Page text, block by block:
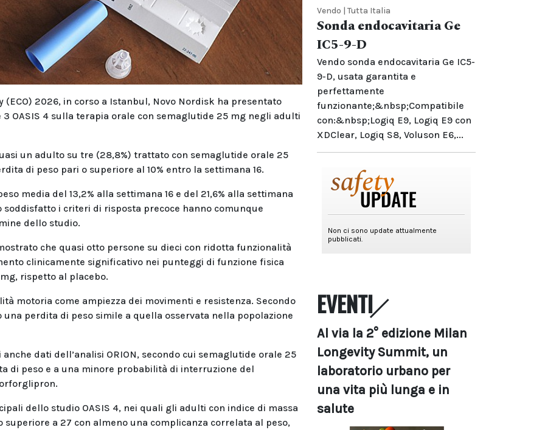
(ECO) 2026, in corso a Istanbul, Novo Nordisk ha presentato
OASIS 4 sulla terapia orale con semaglutide 25 mg negli adulti
un adulto su tre (28,8%) trattato con semaglutide orale 25
di peso pari o superiore al 10% entro la settimana 16.
media del 13,2% alla settimana 16 e del 21,6% alla settimana
i criteri di risposta precoce hanno comunque
dello studio.
che quasi otto persone su dieci con ridotta funzionalità
clinicamente significativo nei punteggi di funzione fisica
rispetto al placebo.
motoria come ampiezza dei movimenti e resistenza. Secondo
perdita di peso simile a quella osservata nella popolazione
dati dell’analisi ORION, secondo cui semaglutide orale 25
di peso e a una minore probabilità di interruzione del
dello studio OASIS 4, nei quali gli adulti con indice di massa
a 27 con almeno una complicanza correlata al peso,
Vendo | Tutta Italia
Sonda endocavitaria Ge
IC5-9-D
Vendo sonda endocavitaria Ge IC5-
9-D, usata garantita e
perfettamente
funzionante;&nbsp;Compatibile
con:&nbsp;Logiq E9, Logiq E9 con
XDClear, Logiq S8, Voluson E6,...
EVENTI
Al via la 2° edizione Milan
Longevity Summit, un
laboratorio urbano per
una vita più lunga e in
salute